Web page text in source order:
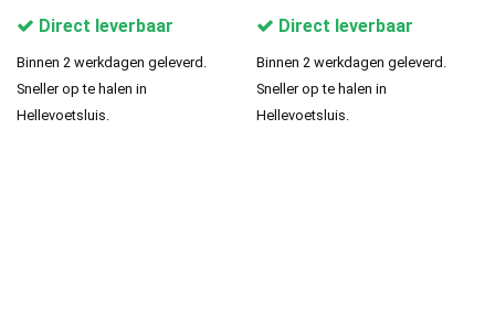
Direct leverbaar
Binnen 2 werkdagen geleverd.
Sneller op te halen in
Hellevoetsluis.
Direct leverbaar
Binnen 2 werkdagen geleverd.
Sneller op te halen in
Hellevoetsluis.